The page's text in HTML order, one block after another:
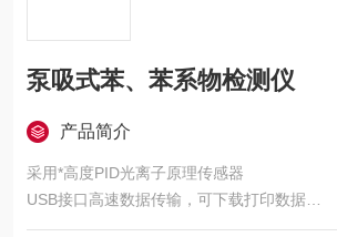
泵吸式苯、苯系物检测仪
产品简介
采用*高度PID光离子原理传感器
USB接口高速数据传输，可下载打印数据
液晶点阵显示技术，可显示气体种类，气体